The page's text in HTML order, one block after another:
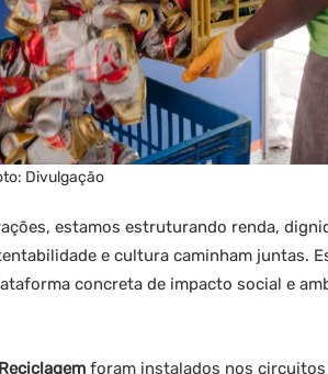
Divulgação
estamos estruturando renda,
e cultura caminham juntas.
concreta de impacto social e
foram instalados nos circuitos